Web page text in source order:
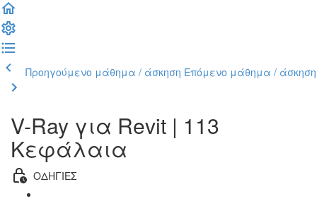
Προηγούμενο μάθημα / άσκηση Επόμενο μάθημα / άσκηση
V-Ray για Revit | 113
Κεφάλαια
ΟΔΗΓΙΕΣ